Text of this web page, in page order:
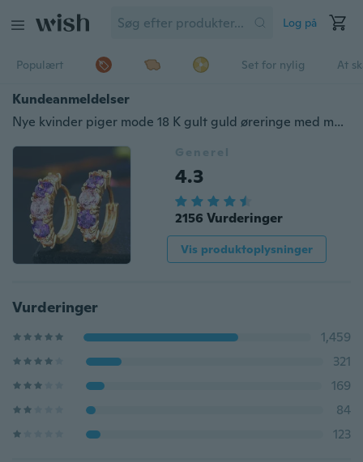
Log på
Populært Set for nylig At
Kundeanmeldelser
Nye kvinder piger mode 18 K gult guld øreringe med muliticolor zirkon
Generel
4.3
2156 Vurderinger
Vis produktoplysninger
Vurderinger
1,459
321
169
84
123